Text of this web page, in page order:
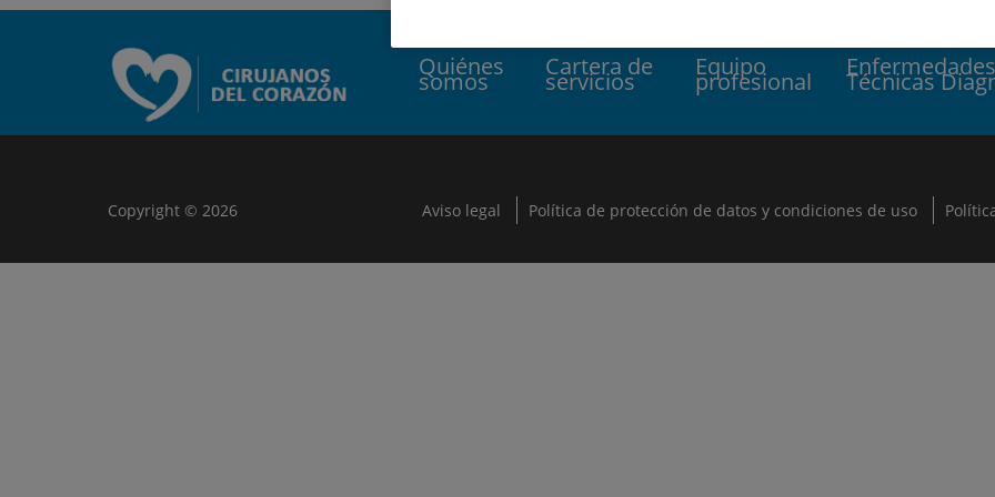
Quiénes
somos
Cartera de
servicios
Equipo
profesional Técnicas
Copyright © 2026 Aviso legal Política de protección de datos y condiciones de uso